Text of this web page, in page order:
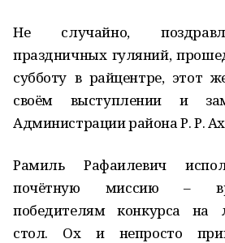
Не случайно,
праздничных гуляний,
субботу в райцентре, этот
своём выступлении и
Администрации района Р. Р.
Рамиль Рафаилевич
почётную миссию –
победителям конкурса
стол. Ох и непросто